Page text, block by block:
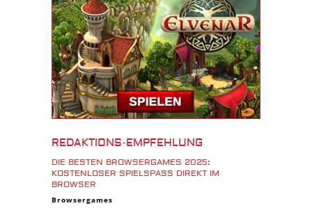
Download Spiele
3D Spiele
Tablet Spiele
Android Spiele
iPhone Spiele
iOS Spiele
iPad Spiele
Denk Spiele
REDAKTIONS-EMPFEHLUNG
DIE BESTEN BROWSERGAMES 2025:
KOSTENLOSER SPIELSPASS DIREKT IM B
ROWSER
Browsergames